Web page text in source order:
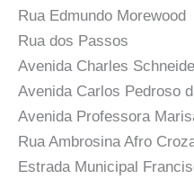
Rua Edmundo Morewood
Rua dos Passos
Avenida Charles
Avenida Carlos Pedroso
Avenida Professora
Rua Ambrosina Afro
Estrada Municipal